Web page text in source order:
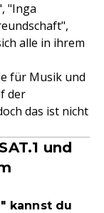
"Inga
alle in ihrem
für Musik und
der
das ist nicht
und
kannst du